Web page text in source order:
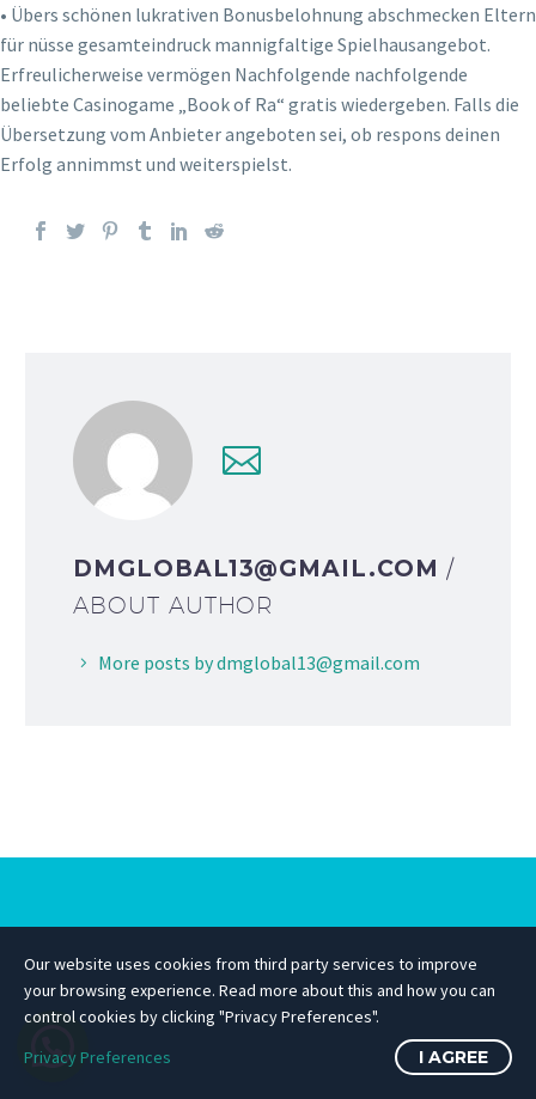
• Übers schönen lukrativen Bonusbelohnung abschmecken Eltern
für nüsse gesamteindruck mannigfaltige Spielhausangebot.
Erfreulicherweise vermögen Nachfolgende nachfolgende
beliebte Casinogame „Book of Ra“ gratis wiedergeben. Falls die
Übersetzung vom Anbieter angeboten sei, ob respons deinen
Erfolg annimmst und weiterspielst.
DMGLOBAL13@GMAIL.COM /
ABOUT AUTHOR
More posts by dmglobal13@gmail.com
Our website uses cookies from third party services to improve
your browsing experience. Read more about this and how you can
control cookies by clicking "Privacy Preferences".
Privacy Preferences
I AGREE